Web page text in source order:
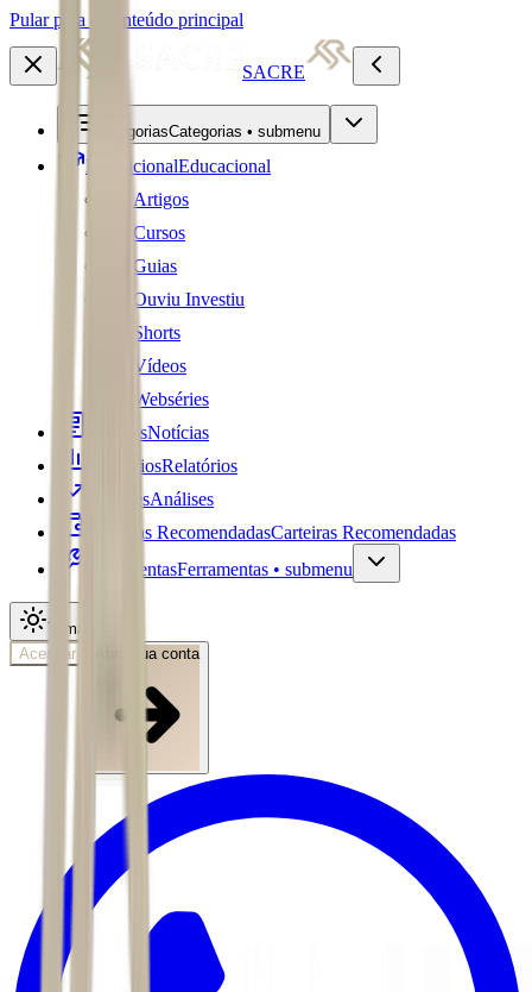
Pular para o conteúdo principal
SACRE
CategoriasCategorias • submenu
EducacionalEducacional
Artigos
Cursos
Guias
Ouviu Investiu
Shorts
Vídeos
Webséries
NotíciasNotícias
RelatóriosRelatórios
AnálisesAnálises
Carteiras RecomendadasCarteiras Recomendadas
FerramentasFerramentas • submenu
Tema
Acessar
Abra sua conta